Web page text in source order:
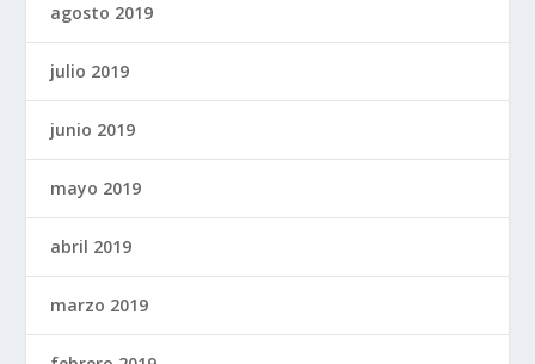
agosto 2019
julio 2019
junio 2019
mayo 2019
abril 2019
marzo 2019